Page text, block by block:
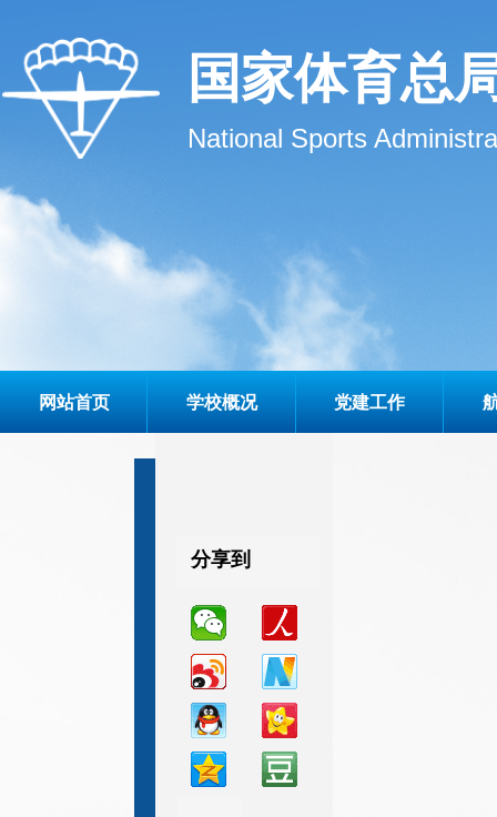
国家体育总
National Sports
网站首页 学校概况 党建工作
分享到
分享到